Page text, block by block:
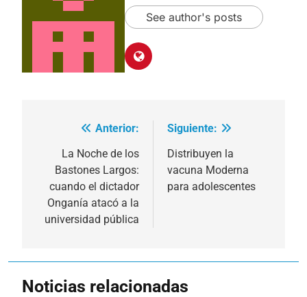
See author's posts
Navegación
entradas
Anterior:
La Noche de los
Bastones Largos:
cuando el dictador
Onganía atacó a la
universidad pública
Siguiente:
Distribuyen la
vacuna Moderna
para adolescentes
Noticias relacionadas